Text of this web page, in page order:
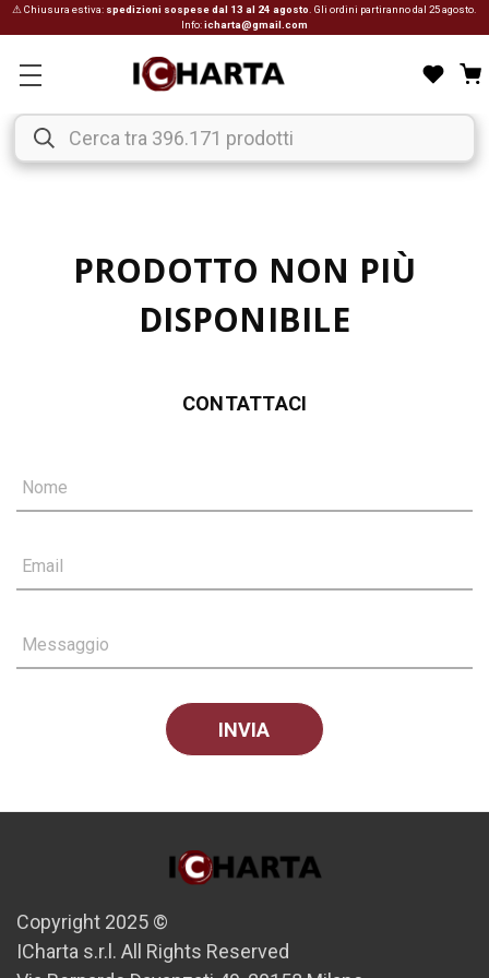
⚠ Chiusura estiva: spedizioni sospese dal 13 al 24 agosto . Gli ordini partiranno dal 25 agosto.
Info:icharta@gmail.com
PRODOTTO NON PIÙ
DISPONIBILE
CONTATTACI
Nome
Email
Messaggio
Copyright 2025 ©
ICharta s.r.l. All Rights Reserved